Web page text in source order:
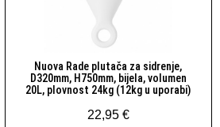
Brzi pogled
Nuova Rade plutača za sidrenje,
D320mm, H750mm, bijela, volumen
20L, plovnost 24kg (12kg u uporabi)
22,95 €